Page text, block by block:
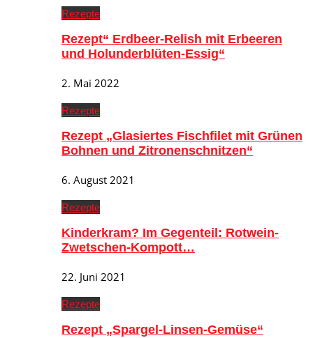
Rezepte
Rezept“ Erdbeer-Relish mit Erbeeren
und Holunderblüten-Essig“
2. Mai 2022
Rezepte
Rezept „Glasiertes Fischfilet mit Grünen
Bohnen und Zitronenschnitzen“
6. August 2021
Rezepte
Kinderkram? Im Gegenteil: Rotwein-
Zwetschen-Kompott…
22. Juni 2021
Rezepte
Rezept „Spargel-Linsen-Gemüse“